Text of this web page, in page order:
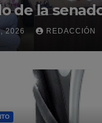
de la
fortalecer la
2026 REDACCIÓN